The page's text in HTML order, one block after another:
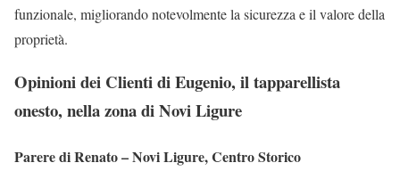
funzionale, migliorando notevolmente la sicurezza e il valore della
proprietà.
Opinioni dei Clienti di Eugenio, il tapparellista
onesto, nella zona di Novi Ligure
Parere di Renato – Novi Ligure, Centro Storico